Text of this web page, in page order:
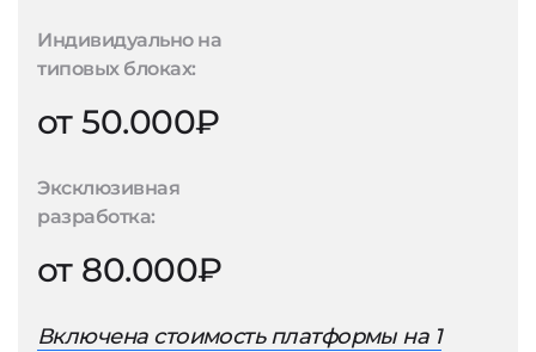
Индивидуально на
типовых блоках:
от 50.000₽
Эксклюзивная
разработка:
от 80.000₽
Включена стоимость платформы на 1